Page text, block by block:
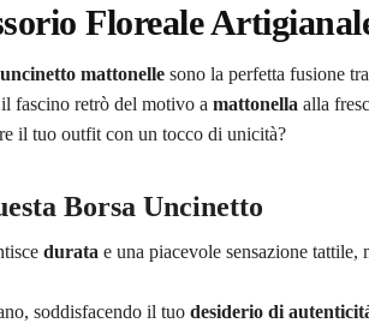
Floreale
mattonellesono la perfetta fusione tra
fascino retrò del motivo a mattonella alla
il tuo outfit con un tocco di unicità?
Borsa Uncinetto
durata e una piacevole sensazione
soddisfacendo il tuo desiderio di